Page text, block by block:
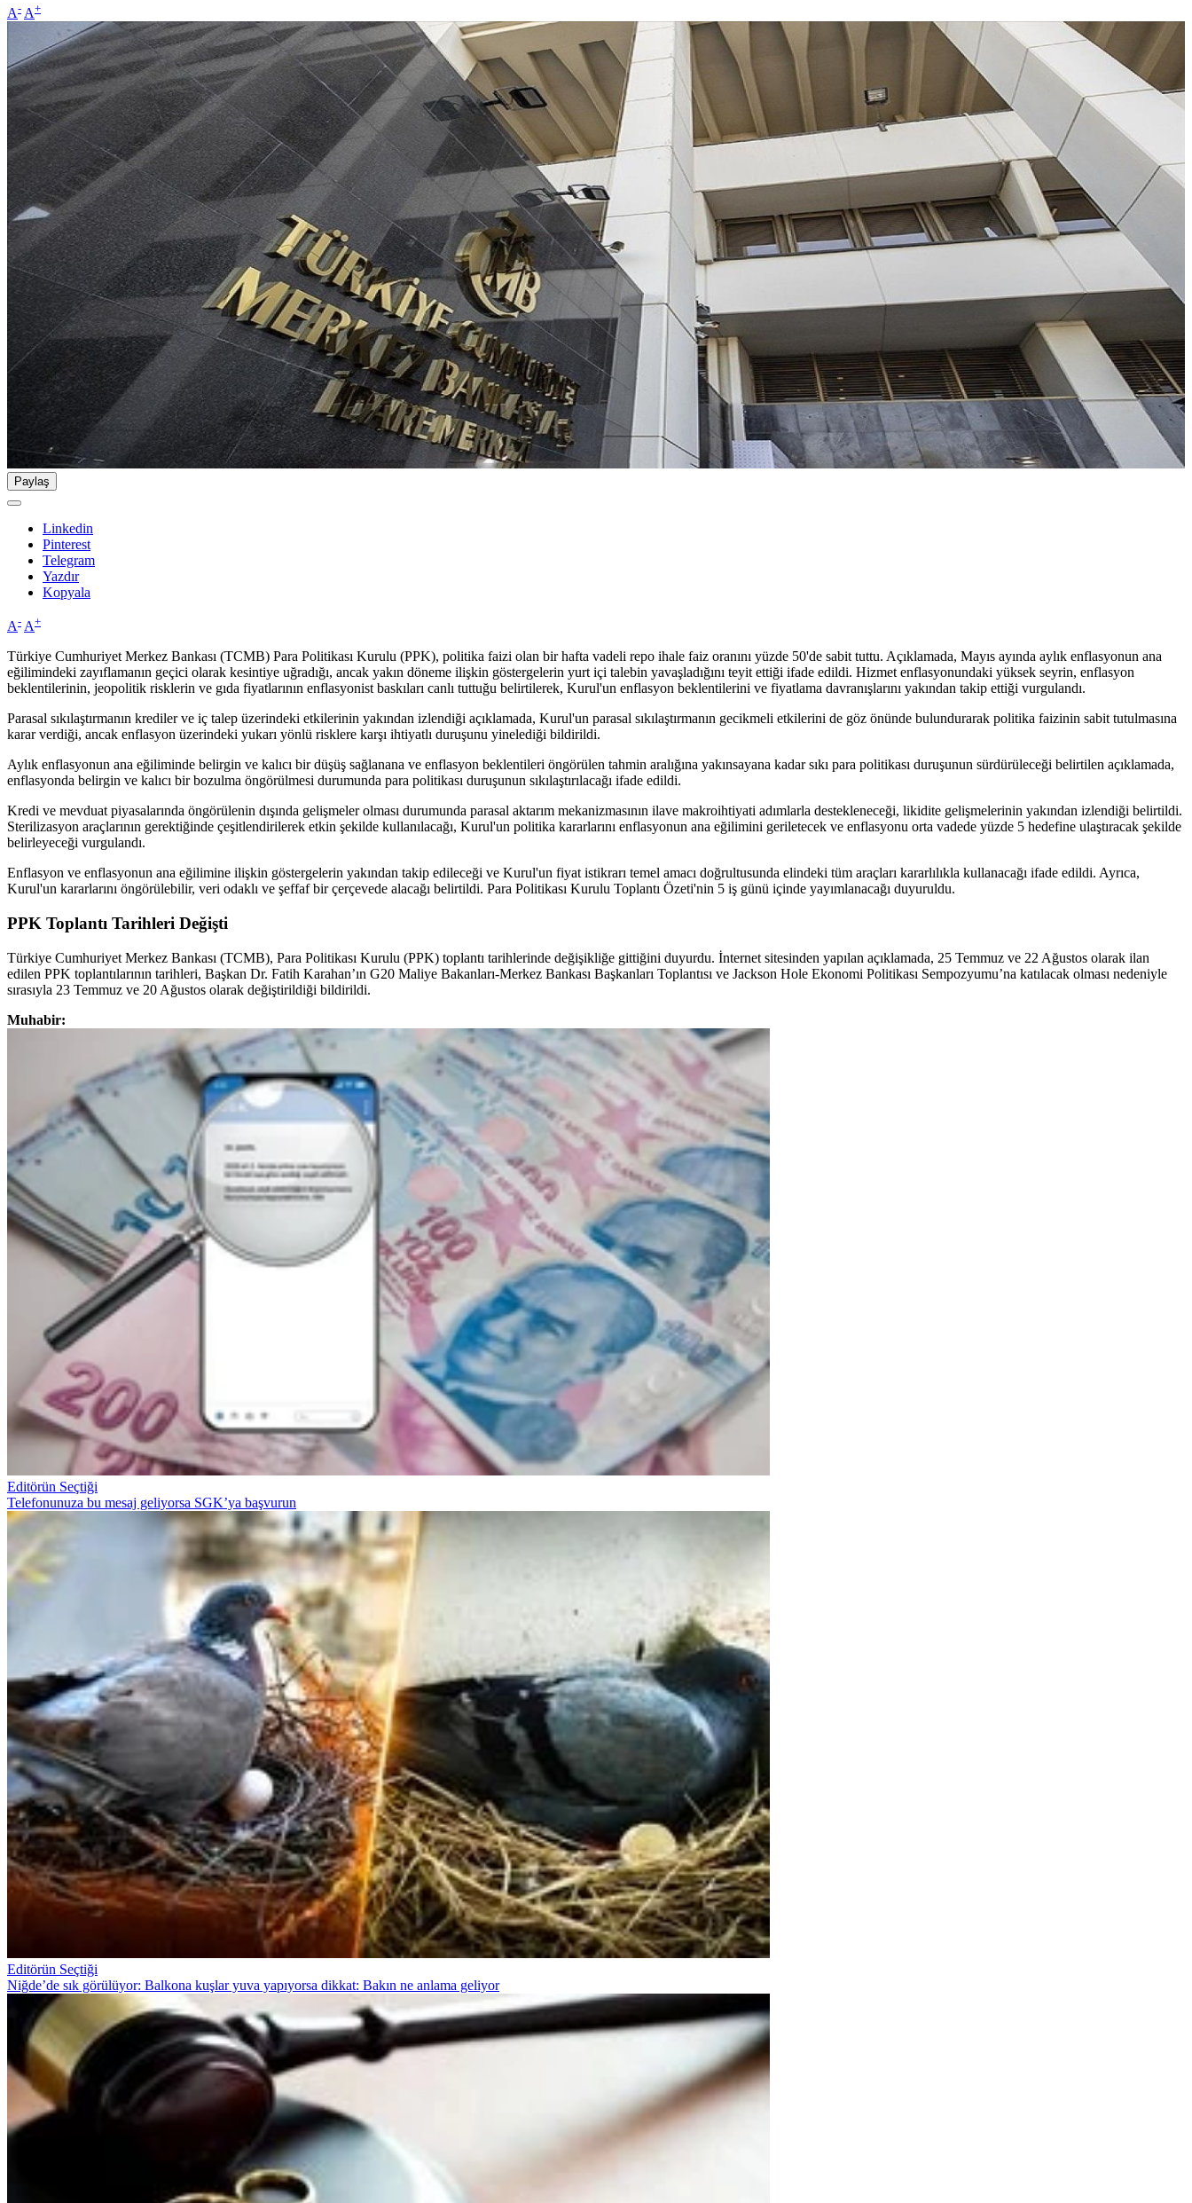
A- A+
Paylaş
Linkedin
Pinterest
Telegram
Yazdır
Kopyala
A- A+
Türkiye Cumhuriyet Merkez Bankası (TCMB) Para Politikası Kurulu (PPK), politika faizi olan bir hafta vadeli repo ihale faiz oranını yüzde 50'de sabit tuttu. Açıklamada, Mayıs ayında aylık enflasyonun ana
eğilimindeki zayıflamanın geçici olarak kesintiye uğradığı, ancak yakın döneme ilişkin göstergelerin yurt içi talebin yavaşladığını teyit ettiği ifade edildi. Hizmet enflasyonundaki yüksek seyrin, enflasyon
beklentilerinin, jeopolitik risklerin ve gıda fiyatlarının enflasyonist baskıları canlı tuttuğu belirtilerek, Kurul'un enflasyon beklentilerini ve fiyatlama davranışlarını yakından takip ettiği vurgulandı.
Parasal sıkılaştırmanın krediler ve iç talep üzerindeki etkilerinin yakından izlendiği açıklamada, Kurul'un parasal sıkılaştırmanın gecikmeli etkilerini de göz önünde bulundurarak politika faizinin sabit tutulmasına
karar verdiği, ancak enflasyon üzerindeki yukarı yönlü risklere karşı ihtiyatlı duruşunu yinelediği bildirildi.
Aylık enflasyonun ana eğiliminde belirgin ve kalıcı bir düşüş sağlanana ve enflasyon beklentileri öngörülen tahmin aralığına yakınsayana kadar sıkı para politikası duruşunun sürdürüleceği belirtilen açıklamada,
enflasyonda belirgin ve kalıcı bir bozulma öngörülmesi durumunda para politikası duruşunun sıkılaştırılacağı ifade edildi.
Kredi ve mevduat piyasalarında öngörülenin dışında gelişmeler olması durumunda parasal aktarım mekanizmasının ilave makroihtiyati adımlarla destekleneceği, likidite gelişmelerinin yakından izlendiği belirtildi.
Sterilizasyon araçlarının gerektiğinde çeşitlendirilerek etkin şekilde kullanılacağı, Kurul'un politika kararlarını enflasyonun ana eğilimini geriletecek ve enflasyonu orta vadede yüzde 5 hedefine ulaştıracak şekilde
belirleyeceği vurgulandı.
Enflasyon ve enflasyonun ana eğilimine ilişkin göstergelerin yakından takip edileceği ve Kurul'un fiyat istikrarı temel amacı doğrultusunda elindeki tüm araçları kararlılıkla kullanacağı ifade edildi. Ayrıca,
Kurul'un kararlarını öngörülebilir, veri odaklı ve şeffaf bir çerçevede alacağı belirtildi. Para Politikası Kurulu Toplantı Özeti'nin 5 iş günü içinde yayımlanacağı duyuruldu.
PPK Toplantı Tarihleri Değişti
Türkiye Cumhuriyet Merkez Bankası (TCMB), Para Politikası Kurulu (PPK) toplantı tarihlerinde değişikliğe gittiğini duyurdu. İnternet sitesinden yapılan açıklamada, 25 Temmuz ve 22 Ağustos olarak ilan
edilen PPK toplantılarının tarihleri, Başkan Dr. Fatih Karahan’ın G20 Maliye Bakanları-Merkez Bankası Başkanları Toplantısı ve Jackson Hole Ekonomi Politikası Sempozyumu’na katılacak olması nedeniyle
sırasıyla 23 Temmuz ve 20 Ağustos olarak değiştirildiği bildirildi.
Muhabir:
Editörün Seçtiği
Telefonunuza bu mesaj geliyorsa SGK’ya başvurun
Editörün Seçtiği
Niğde’de sık görülüyor: Balkona kuşlar yuva yapıyorsa dikkat: Bakın ne anlama geliyor